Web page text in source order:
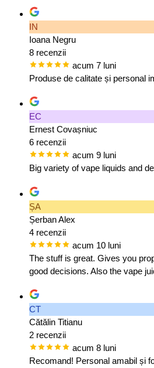
IN
Ioana Negru
8 recenzii
acum 7 luni
Produse de calitate și personal
EC
Ernest Covașniuc
6 recenzii
acum 9 luni
Big variety of vape liquids and
ȘA
Șerban Alex
4 recenzii
acum 10 luni
The stuff is great. Gives you
good decisions. Also the vape
CT
Cătălin Titianu
2 recenzii
acum 8 luni
Recomand! Personal amabil și